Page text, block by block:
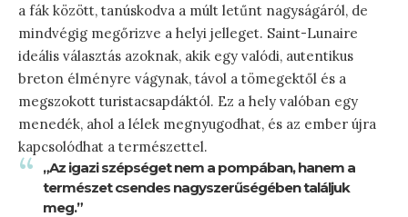
a fák között, tanúskodva a múlt letűnt nagyságáról, de
mindvégig megőrizve a helyi jelleget. Saint-Lunaire
ideális választás azoknak, akik egy valódi, autentikus
breton élményre vágynak, távol a tömegektől és a
megszokott turistacsapdáktól. Ez a hely valóban egy
menedék, ahol a lélek megnyugodhat, és az ember újra
kapcsolódhat a természettel.
„Az igazi szépséget nem a pompában, hanem a
természet csendes nagyszerűségében találjuk
meg.”